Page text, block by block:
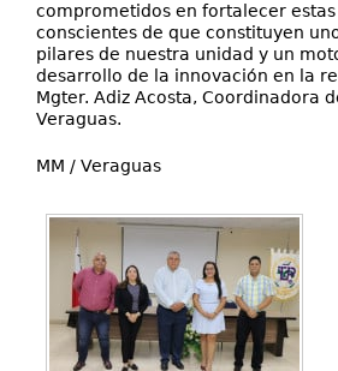
comprometidos en fortalecer
conscientes de que constituyen
pilares de nuestra unidad y un
desarrollo de la innovación en la
Mgter. Adiz Acosta, Coordinadora
Veraguas.
MM / Veraguas